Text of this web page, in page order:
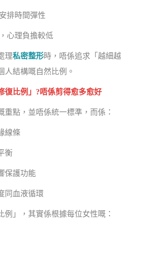
排時間彈性
心理負擔較低
理私密整形時，唔係追求「越細越
人結構嘅自然比例。
復比例」?唔係剪得愈多愈好
重點，並唔係統一標準，而係：
線條
衡
保護功能
同血液循環
例」，其實係根據每位女性嘅：